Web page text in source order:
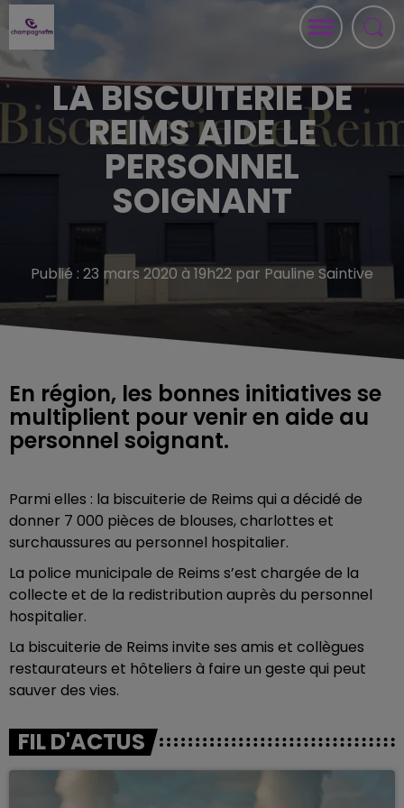
LA BISCUITERIE DE
REIMS AIDE LE
PERSONNEL
SOIGNANT
Publié : 23 mars 2020 à 19h22 par Pauline Saintive
En région, les bonnes initiatives se
multiplient pour venir en aide au
personnel soignant.
Parmi elles : la biscuiterie de Reims qui a décidé de
donner 7 000 pièces de blouses, charlottes et
surchaussures au personnel hospitalier.
La police municipale de Reims s’est chargée de la
collecte et de la redistribution auprès du personnel
hospitalier.
La biscuiterie de Reims invite ses amis et collègues
restaurateurs et hôteliers à faire un geste qui peut
sauver des vies.
FIL D'ACTUS